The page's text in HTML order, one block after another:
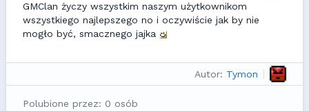
GMClan życzy wszystkim naszym użytkownikom
wszystkiego najlepszego no i oczywiście jak by nie
mogło być, smacznego jajka
Autor: Tymon
Polubione przez: 0 osób